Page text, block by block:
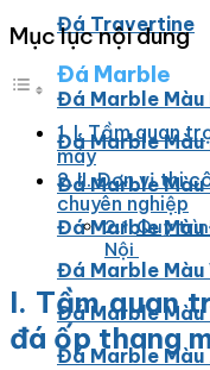
Đá Travertine
Đá Marble
Đá Marble Màu
Đá Marble Màu
Đá Marble Màu
Đá Marble
Đá Marble Màu
Đá Marble Màu
Đá Marble Màu
Mục lục nội dung
I. Tầm quan
máy
II. Đơn vị thi
chuyên nghiệp
Quy
Nội
I. Tầm quan
đá ốp thang